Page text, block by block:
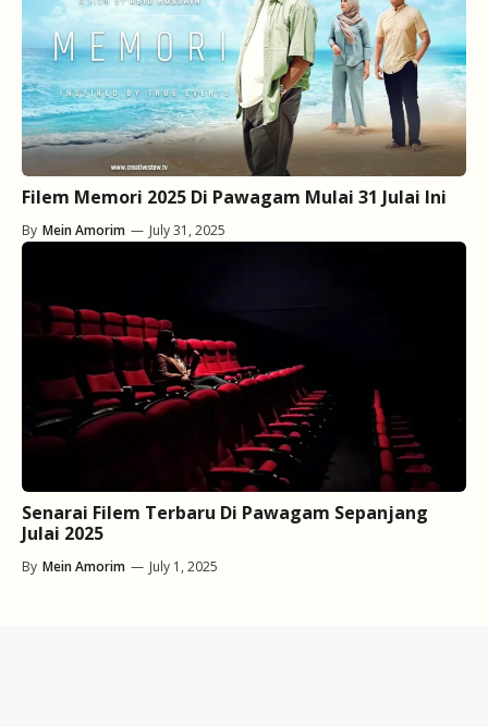
Filem Memori 2025 Di Pawagam Mulai 31 Julai Ini
By Mein Amorim — July 31, 2025
Senarai Filem Terbaru Di Pawagam Sepanjang
Julai 2025
By Mein Amorim — July 1, 2025